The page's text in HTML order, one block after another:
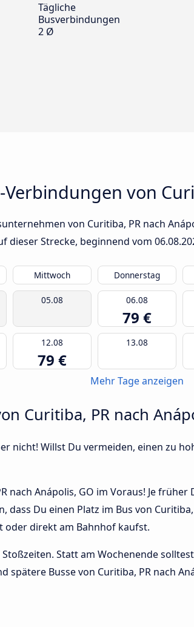
Tägliche
Busverbindungen
2 Ø
von
von Curitiba, PR nach
dieser Strecke, beginnend vom
Mittwoch Donnerstag
05.08 06.08
79 €
12.08
79 €
13.08
Mehr Tage anzeigen
Curitiba, PR nach
nicht! Willst Du vermeiden, einen zu
nach Anápolis, GO im Voraus! Je
dass Du einen Platz im Bus von
oder direkt am Bahnhof kaufst.
Statt am Wochenende
spätere Busse von Curitiba, PR nach